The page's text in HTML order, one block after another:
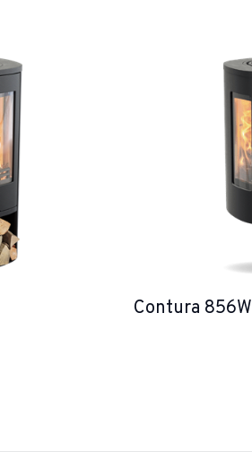
Contura 856W